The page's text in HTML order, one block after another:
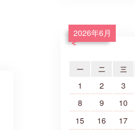
2026年6月
一 二 三
1 2 3
8
9 10
15
16 17